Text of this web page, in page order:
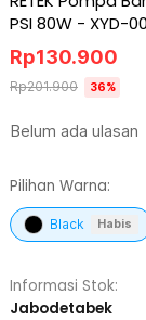
PSI 80W - XYD-
Belum ada ulasan
Rp130.900
Rp201.900 36%
Pilihan Warna:
Black Habis
Informasi Stok:
Jabodetabek